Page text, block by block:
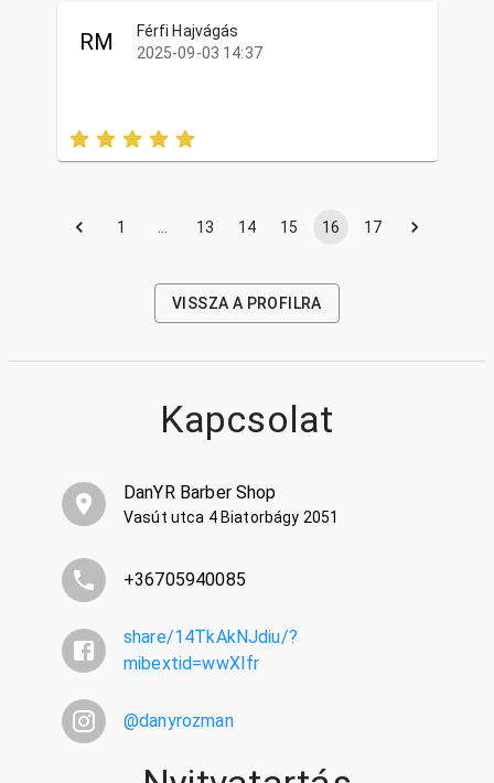
RM
Férfi Hajvágás
2025-09-03 14:37
1 … 13 14 15 16 17
VISSZA A PROFILRA
Kapcsolat
DanYR Barber Shop
Vasút utca 4 Biatorbágy 2051
+36705940085
share/14TkAkNJdiu/?
mibextid=wwXIfr
@danyrozman